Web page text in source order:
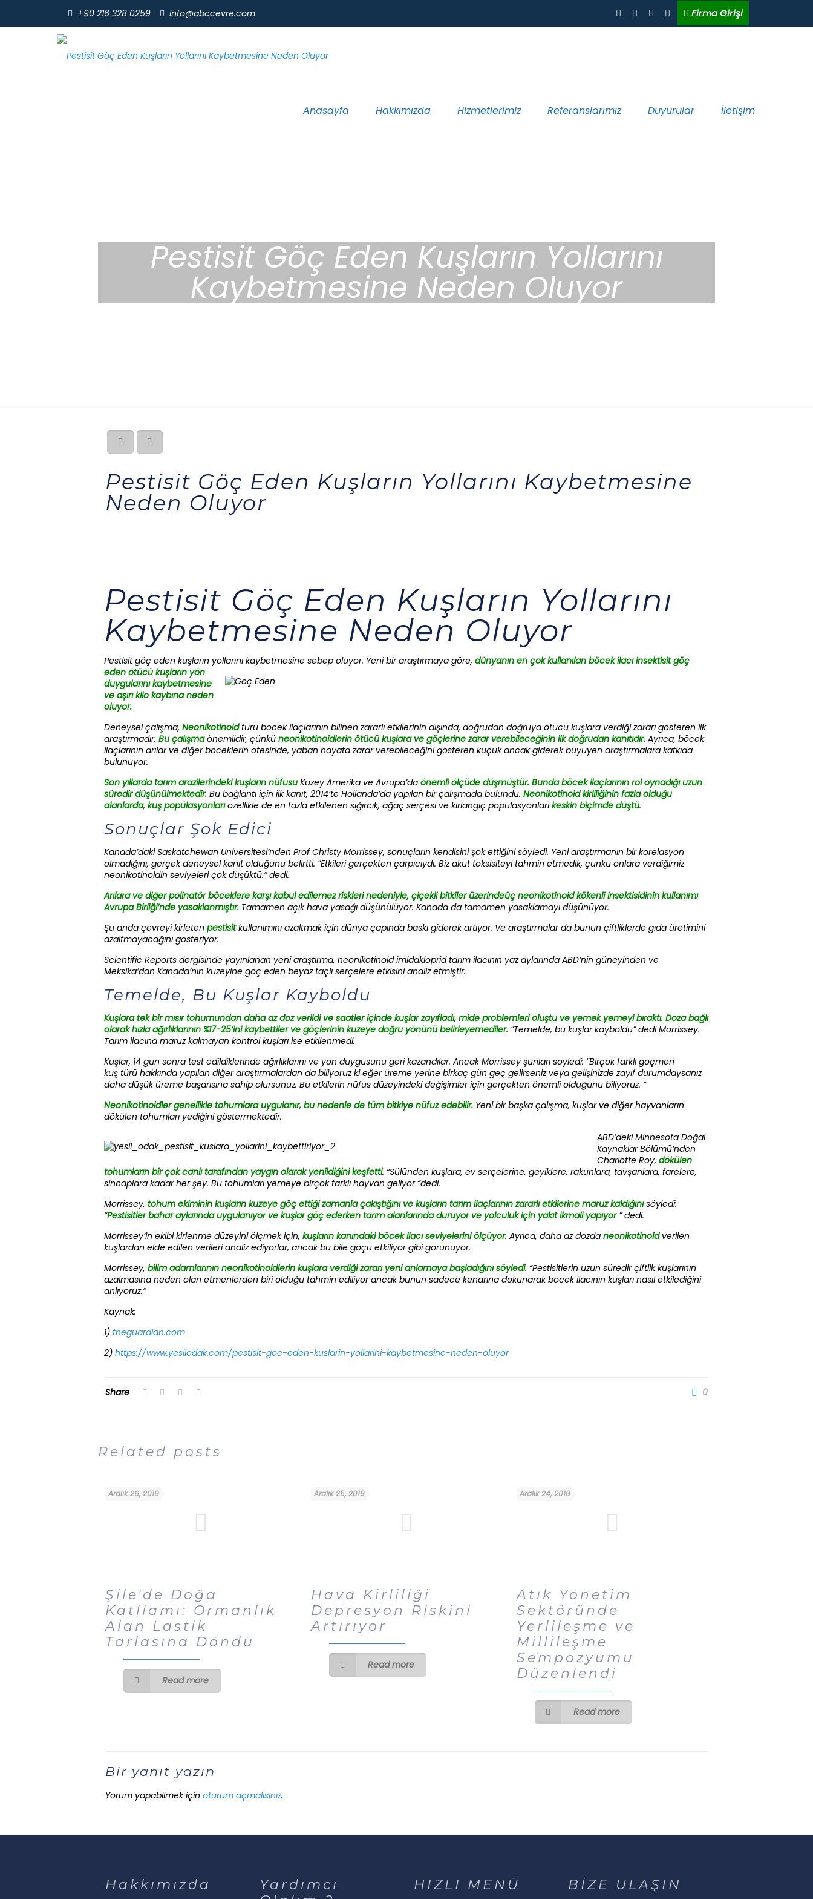
+90 216 328 0259 info@abccevre.com Firma Girişi
Anasayfa Hakkımızda Hizmetlerimiz Referanslarımız Duyurular İletişim
Pestisit Göç Eden Kuşların Yollarını
Kaybetmesine Neden Oluyor
Pestisit Göç Eden Kuşların Yollarını Kaybetmesine
Neden Oluyor
Pestisit Göç Eden Kuşların Yollarını
Kaybetmesine Neden Oluyor
Pestisit göç eden kuşların yollarını kaybetmesine sebep oluyor. Yeni bir araştırmaya göre,dünyanın en çok kullanılan böcek ilacı insektisit göç
eden ötücü kuşların yön
duygularını kaybetmesine
ve aşırı kilo kaybına neden
oluyor.
Deneysel çalışma,Neonikotinoid türü böcek ilaçlarının bilinen zararlı etkilerinin dışında, doğrudan doğruya ötücü kuşlara verdiği zararı gösteren ilk
araştırmadır.Bu çalışmaönemlidir, çünküneonikotinoidlerin ötücü kuşlara ve göçlerine zarar verebileceğinin ilk doğrudan kanıtıdır.Ayrıca, böcek
ilaçlarının arılar ve diğer böceklerin ötesinde, yaban hayata zarar verebileceğini gösteren küçük ancak giderek büyüyen araştırmalara katkıda
bulunuyor.
Son yıllarda tarım arazilerindeki kuşların nüfusu Kuzey Amerika ve Avrupa’daönemli ölçüde düşmüştür. Bunda böcek ilaçlarının rol oynadığı uzun
süredir düşünülmektedir. Bu bağlantı için ilk kanıt, 2014’te Hollanda’da yapılan bir çalışmada bulundu.Neonikotinoid kirliliğinin fazla olduğu
alanlarda, kuş popülasyonlarıözellikle de en fazla etkilenen sığırcık, ağaç serçesi ve kırlangıç popülasyonlarıkeskin biçimde düştü.
Sonuçlar Şok Edici
Kanada’daki Saskatchewan Üniversitesi’nden Prof Christy Morrissey, sonuçların kendisini şok ettiğini söyledi. Yeni araştırmanın bir korelasyon
olmadığını, gerçek deneysel kanıt olduğunu belirtti. “Etkileri gerçekten çarpıcıydı. Biz akut toksisiteyi tahmin etmedik, çünkü onlara verdiğimiz
neonikotinoidin seviyeleri çok düşüktü.” dedi.
Arılara ve diğer polinatör böceklere karşı kabul edilemez riskleri nedeniyle, çiçekli bitkiler üzerindeüç neonikotinoid kökenli insektisidinin kullanımı
Avrupa Birliği’nde yasaklanmıştır. Tamamen açık hava yasağı düşünülüyor. Kanada da tamamen yasaklamayı düşünüyor.
Şu anda çevreyi kirletenpestisitkullanımını azaltmak için dünya çapında baskı giderek artıyor. Ve araştırmalar da bunun çiftliklerde gıda üretimini
azaltmayacağını gösteriyor.
Scientific Reports dergisinde yayınlanan yeni araştırma, neonikotinoid imidakloprid tarım ilacının yaz aylarında ABD’nin güneyinden ve
Meksika’dan Kanada’nın kuzeyine göç eden beyaz taçlı serçelere etkisini analiz etmiştir.
Temelde, Bu Kuşlar Kayboldu
Kuşlara tek bir mısır tohumundan daha az doz verildi ve saatler içinde kuşlar zayıfladı, mide problemleri oluştu ve yemek yemeyi bıraktı. Doza bağlı
olarak hızla ağırlıklarının %17-25’ini kaybettiler ve göçlerinin kuzeye doğru yönünü belirleyemediler. “Temelde, bu kuşlar kayboldu” dedi Morrissey.
Tarım ilacına maruz kalmayan kontrol kuşları ise etkilenmedi.
Kuşlar, 14 gün sonra test edildiklerinde ağırlıklarını ve yön duygusunu geri kazandılar. Ancak Morrissey şunları söyledi: “Birçok farklı göçmen
kuş türü hakkında yapılan diğer araştırmalardan da biliyoruz ki eğer üreme yerine birkaç gün geç gelirseniz veya gelişinizde zayıf durumdaysanız
daha düşük üreme başarısına sahip olursunuz. Bu etkilerin nüfus düzeyindeki değişimler için gerçekten önemli olduğunu biliyoruz. ”
Neonikotinoidler genellikle tohumlara uygulanır, bu nedenle de tüm bitkiye nüfuz edebilir. Yeni bir başka çalışma, kuşlar ve diğer hayvanların
dökülen tohumları yediğini göstermektedir.
ABD’deki Minnesota Doğal
Kaynaklar Bölümü’nden
Charlotte Roy,dökülen
tohumların bir çok canlı tarafından yaygın olarak yenildiğini keşfetti. “Sülünden kuşlara, ev serçelerine, geyiklere, rakunlara, tavşanlara, farelere,
sincaplara kadar her şey. Bu tohumları yemeye birçok farklı hayvan geliyor “dedi.
Morrissey,tohum ekiminin kuşların kuzeye göç ettiği zamanla çakıştığını ve kuşların tarım ilaçlarının zararlı etkilerine maruz kaldığınısöyledi:
“Pestisitler bahar aylarında uygulanıyor ve kuşlar göç ederken tarım alanlarında duruyor ve yolculuk için yakıt ikmali yapıyor” dedi.
Morrissey’in ekibi kirlenme düzeyini ölçmek için,kuşların kanındaki böcek ilacı seviyelerini ölçüyor. Ayrıca, daha az dozdaneonikotinoidverilen
kuşlardan elde edilen verileri analiz ediyorlar, ancak bu bile göçü etkiliyor gibi görünüyor.
Morrissey,bilim adamlarının neonikotinoidlerin kuşlara verdiği zararı yeni anlamaya başladığını söyledi. “Pestisitlerin uzun süredir çiftlik kuşlarının
azalmasına neden olan etmenlerden biri olduğu tahmin ediliyor ancak bunun sadece kenarına dokunarak böcek ilacının kuşları nasıl etkilediğini
anlıyoruz.”
Kaynak:
1) theguardian.com
2)https://www.yesilodak.com/pestisit-goc-eden-kuslarin-yollarini-kaybetmesine-neden-oluyor
Share 0
Related posts
Aralık 26, 2019
Şile'de Doğa
Katliamı: Ormanlık
Alan Lastik
Tarlasına Döndü
Read more
Aralık 25, 2019
Hava Kirliliği
Depresyon Riskini
Artırıyor
Read more
Aralık 24, 2019
Atık Yönetim
Sektöründe
Yerlileşme ve
Millileşme
Sempozyumu
Düzenlendi
Read more
Bir yanıt yazın
Yorum yapabilmek için oturum açmalısınız.
Hakkımızda
Yardımcı
HIZLI MENÜ BİZE ULAŞIN